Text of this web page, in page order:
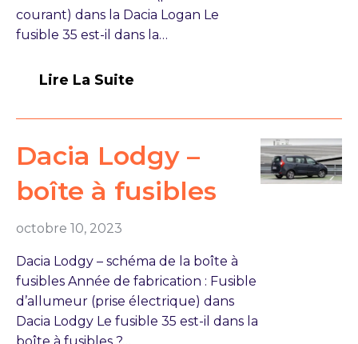
courant) dans la Dacia Logan Le
fusible 35 est-il dans la…
Lire La Suite
Dacia Lodgy –
boîte à fusibles
octobre 10, 2023
Dacia Lodgy – schéma de la boîte à
fusibles Année de fabrication : Fusible
d’allumeur (prise électrique) dans
Dacia Lodgy Le fusible 35 est-il dans la